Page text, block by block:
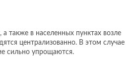
также в населенных пунктах возле
централизованно. В этом случае
сильно упрощаются.